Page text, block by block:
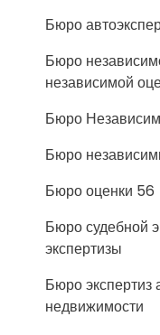
Бюро
Бюро
независимой
Бюро
Бюро
Бюро оценки 56
Бюро судебной
экспертизы
Бюро экспертиз
недвижимости